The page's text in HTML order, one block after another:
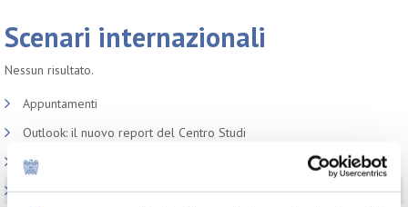
Scenari internazionali
Nessun risultato.
Appuntamenti
Outlook: il nuovo report del Centro Studi
Contesto macroeconomico
Scenari internazionali